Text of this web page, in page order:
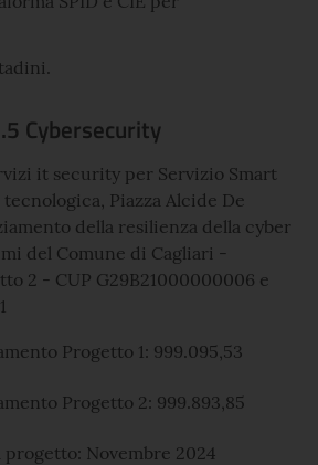
Cybersecurity
it security per Servizio Smart
Piazza Alcide De
della resilienza della cyber
del Comune di Cagliari -
2 - CUP G29B21000000006 e
Progetto 1: 999.095,53
Progetto 2: 999.893,85
Novembre 2024